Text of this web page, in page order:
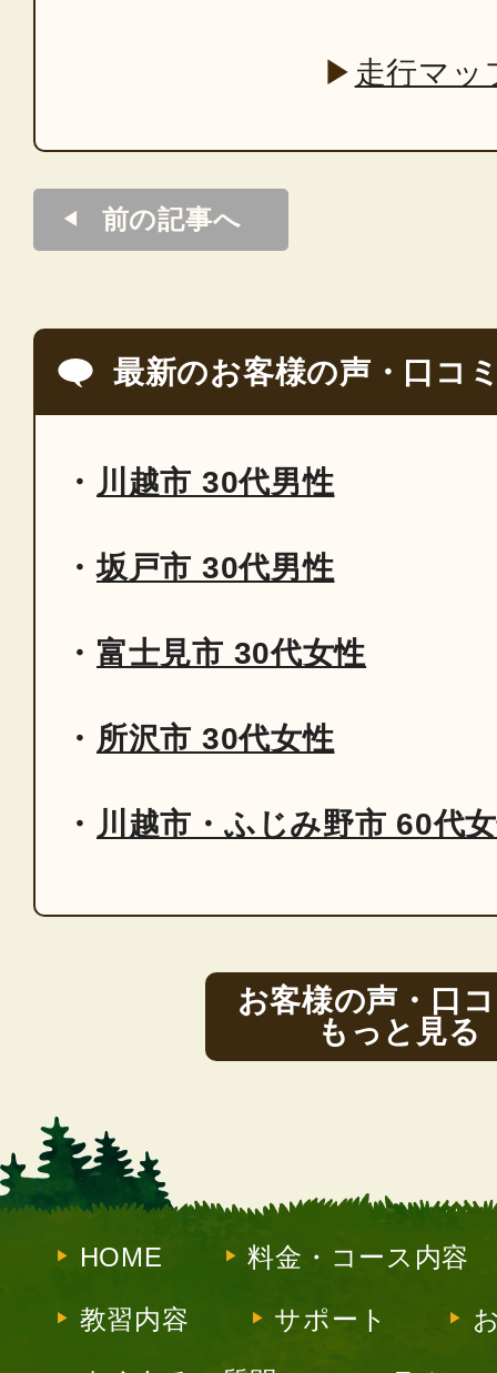
▶ 走行マッ
前の記事へ
最新のお客様の声・口コ
川越市 30代男性
坂戸市 30代男性
富士見市 30代女性
所沢市 30代女性
川越市・ふじみ野市 60代
お客様の声・口
もっと見る
HOME 料金・コース内容
教習内容 サポート